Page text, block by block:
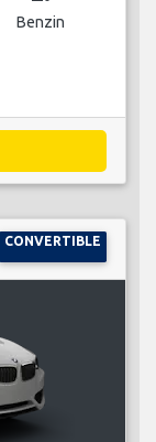
Benzin
CONVERTIBLE